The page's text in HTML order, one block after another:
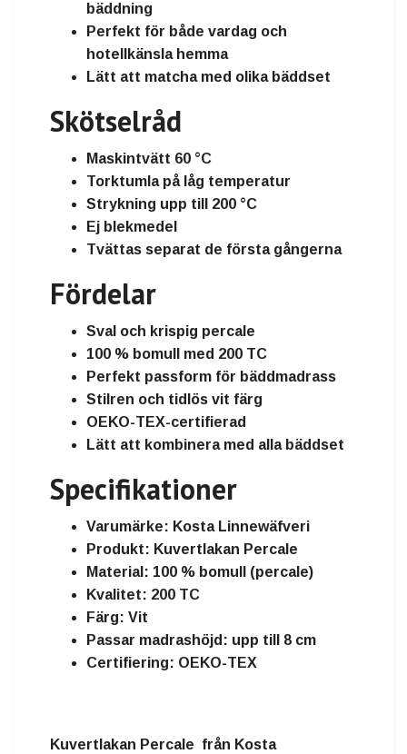
bäddning
Perfekt för både vardag och
hotellkänsla hemma
Lätt att matcha med olika bäddset
Skötselråd
Maskintvätt 60 °C
Torktumla på låg temperatur
Strykning upp till 200 °C
Ej blekmedel
Tvättas separat de första gångerna
Fördelar
Sval och krispig percale
100 % bomull med 200 TC
Perfekt passform för bäddmadrass
Stilren och tidlös vit färg
OEKO-TEX-certifierad
Lätt att kombinera med alla bäddset
Specifikationer
Varumärke: Kosta Linnewäfveri
Produkt: Kuvertlakan Percale
Material: 100 % bomull (percale)
Kvalitet: 200 TC
Färg: Vit
Passar madrashöjd: upp till 8 cm
Certifiering: OEKO-TEX
Kuvertlakan Percale från Kosta